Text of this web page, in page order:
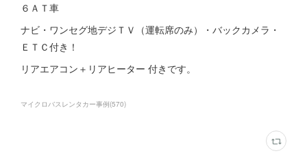
６ＡＴ車
ナビ・ワンセグ地デジＴＶ（運転席のみ）・バックカメラ・
ＥＴＣ付き！
リアエアコン＋リアヒーター 付きです。
マイクロバスレンタカー事例(570)